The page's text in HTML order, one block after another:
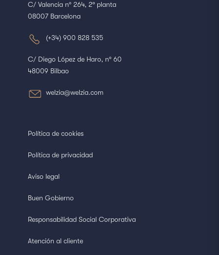
C/ Valencia nº 264, 2ª planta
08007 Barcelona
(+34) 900 828 535
C/ Diego López de Haro, nº 60
48009 Bilbao
welzia@welzia.com
Política de cookies
Política de privacidad
Aviso legal
Buen Gobierno
Responsabilidad Social Corporativa
Atención al cliente